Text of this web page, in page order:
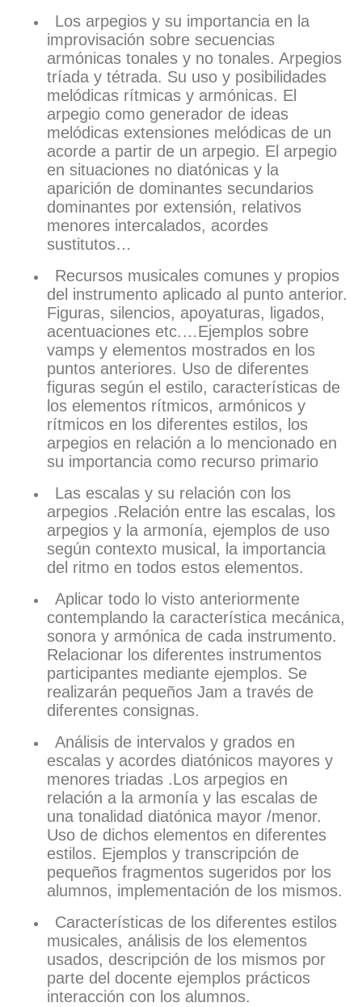
Los arpegios y su importancia en la
improvisación sobre secuencias
armónicas tonales y no tonales. Arpegios
tríada y tétrada. Su uso y posibilidades
melódicas rítmicas y armónicas. El
arpegio como generador de ideas
melódicas extensiones melódicas de un
acorde a partir de un arpegio. El arpegio
en situaciones no diatónicas y la
aparición de dominantes secundarios
dominantes por extensión, relativos
menores intercalados, acordes
sustitutos…
Recursos musicales comunes y propios
del instrumento aplicado al punto anterior.
Figuras, silencios, apoyaturas, ligados,
acentuaciones etc.…Ejemplos sobre
vamps y elementos mostrados en los
puntos anteriores. Uso de diferentes
figuras según el estilo, características de
los elementos rítmicos, armónicos y
rítmicos en los diferentes estilos, los
arpegios en relación a lo mencionado en
su importancia como recurso primario
Las escalas y su relación con los
arpegios .Relación entre las escalas, los
arpegios y la armonía, ejemplos de uso
según contexto musical, la importancia
del ritmo en todos estos elementos.
Aplicar todo lo visto anteriormente
contemplando la característica mecánica,
sonora y armónica de cada instrumento.
Relacionar los diferentes instrumentos
participantes mediante ejemplos. Se
realizarán pequeños Jam a través de
diferentes consignas.
Análisis de intervalos y grados en
escalas y acordes diatónicos mayores y
menores triadas .Los arpegios en
relación a la armonía y las escalas de
una tonalidad diatónica mayor /menor.
Uso de dichos elementos en diferentes
estilos. Ejemplos y transcripción de
pequeños fragmentos sugeridos por los
alumnos, implementación de los mismos.
Características de los diferentes estilos
musicales, análisis de los elementos
usados, descripción de los mismos por
parte del docente ejemplos prácticos
interacción con los alumnos.